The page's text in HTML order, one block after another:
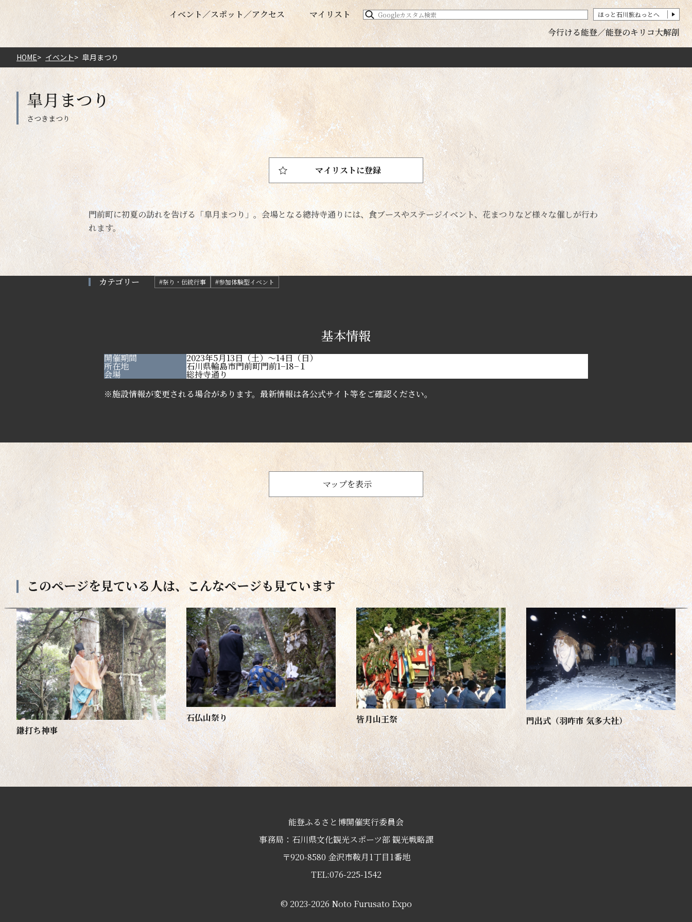
イベント スポット
アクセス
今行ける能登
能登のキリコ大解剖
ほっと石川旅ねっとへ
マイリスト
HOME イベント 皐月まつり
皐月まつり
門前町に初夏の訪れを告げる「皐月まつり」。会場となる總持寺通りには、食ブースやステージイベント、花まつりなど様々な催しが行わ
れます。
マイリストに登録
カテゴリー #祭り・伝統行事 #参加体験型イベント
基本情報
開催期間 2023年5月13日（土）～14日（日）
所在地 石川県輪島市門前町門前1−18−１
会場
総持寺通り
※施設情報が変更される場合があります。最新情報は各公式サイト等をご確認ください。
マップを表示
このページを見ている人は、こんなページも見ています
鎌打ち神事
石仏山祭り 皆月山王祭 門出式（羽咋市 気多大社）
能登ふるさと博開催実行委員会
事務局：石川県文化観光スポーツ部 観光戦略課
〒920-8580 金沢市鞍月1丁目1番地
TEL:076-225-1542
© 2023-2026 Noto Furusato Expo